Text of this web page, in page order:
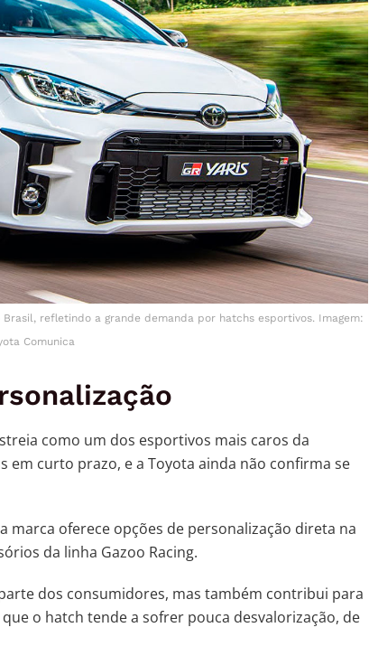
refletindo a grande demanda por hatchs esportivos. Imagem:
Comunica
como um dos esportivos mais caros da
em curto prazo, e a Toyota ainda não confirma se
marca oferece opções de personalização direta na
da linha Gazoo Racing.
dos consumidores, mas também contribui para
o hatch tende a sofrer pouca desvalorização, de